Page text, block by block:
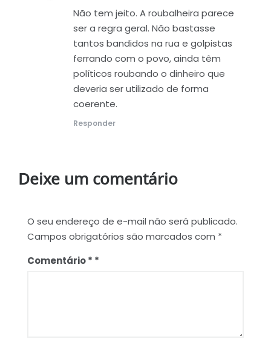
Não tem jeito. A roubalheira parece
ser a regra geral. Não bastasse
tantos bandidos na rua e golpistas
ferrando com o povo, ainda têm
políticos roubando o dinheiro que
deveria ser utilizado de forma
coerente.
Responder
Deixe um comentário
O seu endereço de e-mail não será publicado.
Campos obrigatórios são marcados com *
Comentário*